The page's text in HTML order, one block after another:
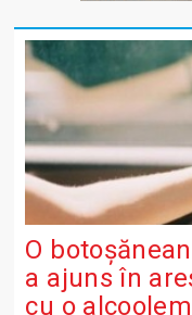
O
a ajuns în
cu o